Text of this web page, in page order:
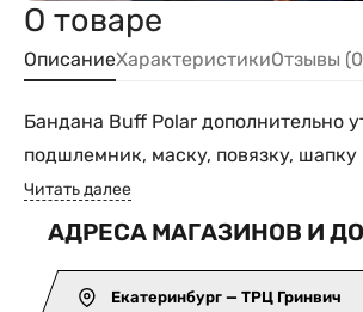
О товаре
ОписаниеХарактеристикиОтзывы
Бандана Buff Polar дополнительно
подшлемник, маску, повязку,
Читать далее
АДРЕСА МАГАЗИНОВ И
Екатеринбург — ТРЦ Гринвич